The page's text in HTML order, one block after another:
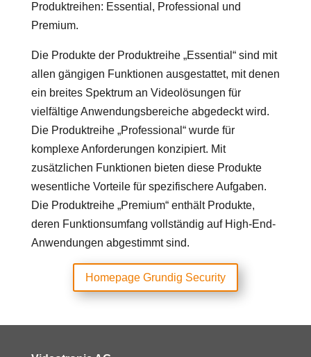
Produktreihen: Essential, Professional und
Premium.
Die Produkte der Produktreihe „Essential“ sind mit
allen gängigen Funktionen ausgestattet, mit denen
ein breites Spektrum an Videolösungen für
vielfältige Anwendungsbereiche abgedeckt wird.
Die Produktreihe „Professional“ wurde für
komplexe Anforderungen konzipiert. Mit
zusätzlichen Funktionen bieten diese Produkte
wesentliche Vorteile für spezifischere Aufgaben.
Die Produktreihe „Premium“ enthält Produkte,
deren Funktionsumfang vollständig auf High-End-
Anwendungen abgestimmt sind.
Homepage Grundig Security